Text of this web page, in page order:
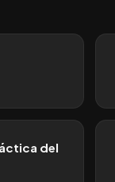
del